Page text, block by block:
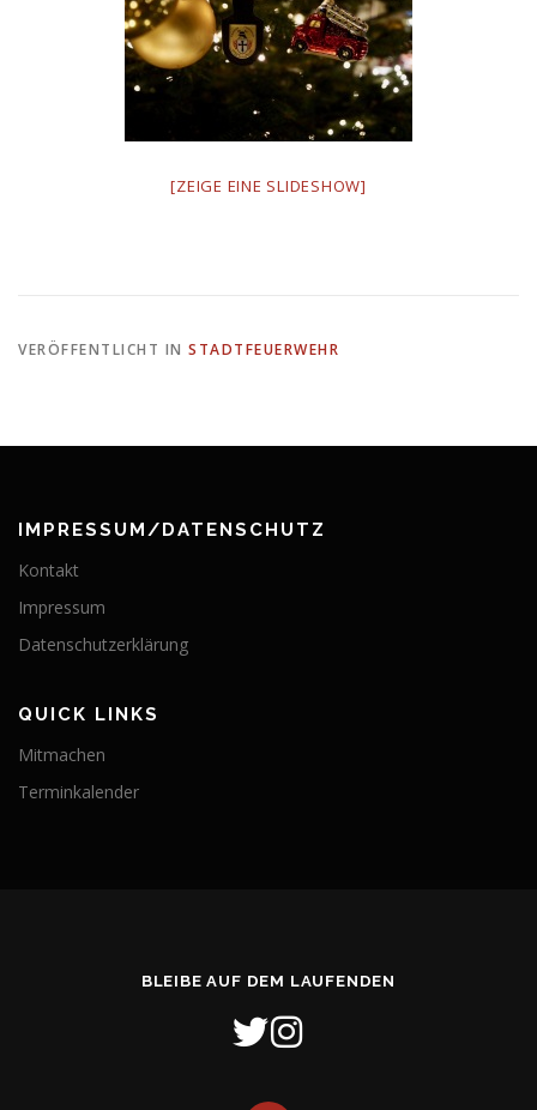
[ZEIGE EINE SLIDESHOW]
VERÖFFENTLICHT IN STADTFEUERWEHR
IMPRESSUM/DATENSCHUTZ
Kontakt
Impressum
Datenschutzerklärung
QUICK LINKS
Mitmachen
Terminkalender
BLEIBE AUF DEM LAUFENDEN